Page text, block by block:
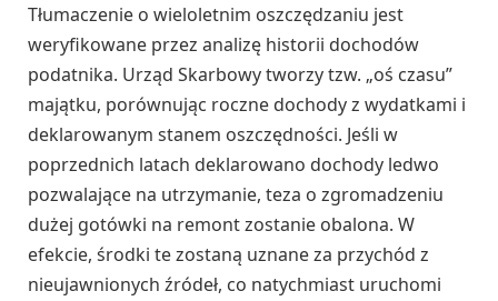
Tłumaczenie o wieloletnim oszczędzaniu jest
weryfikowane przez analizę historii dochodów
podatnika. Urząd Skarbowy tworzy tzw. „oś czasu”
majątku, porównując roczne dochody z wydatkami i
deklarowanym stanem oszczędności. Jeśli w
poprzednich latach deklarowano dochody ledwo
pozwalające na utrzymanie, teza o zgromadzeniu
dużej gotówki na remont zostanie obalona. W
efekcie, środki te zostaną uznane za przychód z
nieujawnionych źródeł, co natychmiast uruchomi